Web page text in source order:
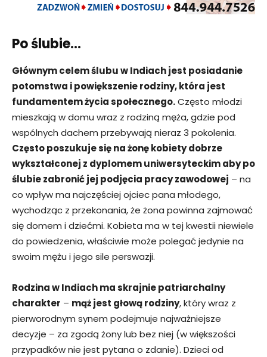
Po ślubie…
Głównym celem ślubu w Indiach jest posiadanie
potomstwa i powiększenie rodziny, która jest
fundamentem życia społecznego.Często młodzi
mieszkają w domu wraz z rodziną męża, gdzie pod
wspólnych dachem przebywają nieraz 3 pokolenia.
Często poszukuje się na żonę kobiety dobrze
wykształconej z dyplomem uniwersyteckim aby po
ślubie zabronić jej podjęcia pracy zawodowej – na
co wpływ ma najczęściej ojciec pana młodego,
wychodząc z przekonania, że żona powinna zajmować
się domem i dziećmi. Kobieta ma w tej kwestii niewiele
do powiedzenia, właściwie może polegać jedynie na
swoim mężu i jego sile perswazji.
Rodzina w Indiach ma skrajnie patriarchalny
charakter – mąż jest głową rodziny, który wraz z
pierworodnym synem podejmuje najważniejsze
decyzje – za zgodą żony lub bez niej (w większości
przypadków nie jest pytana o zdanie). Dzieci od